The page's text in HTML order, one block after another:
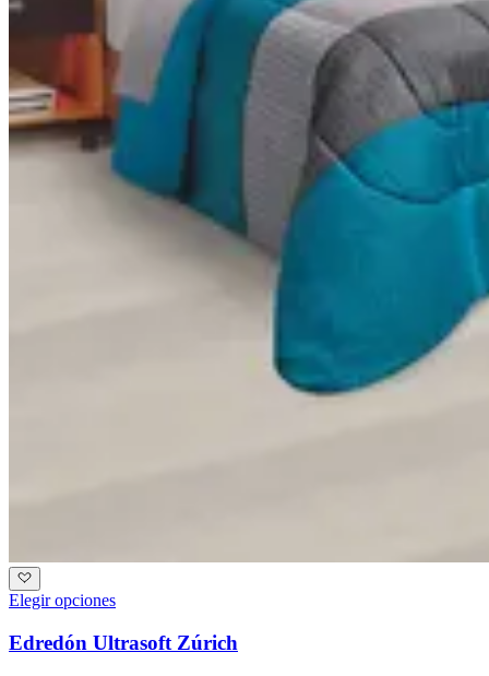
Elegir opciones
Edredón Ultrasoft Zúrich